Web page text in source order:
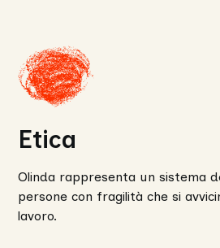
Etica
Olinda rappresenta un sistema
persone con fragilità che si
lavoro.